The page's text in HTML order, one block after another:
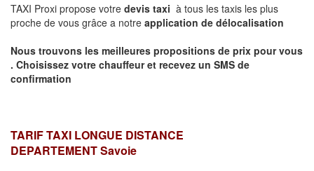
TAXI Proxi propose votre devis taxi à tous les taxis les plus
proche de vous grâce a notre application de délocalisation
Nous trouvons les meilleures propositions de prix pour vous
. Choisissez votre chauffeur et recevez un SMS de
confirmation
TARIF TAXI LONGUE DISTANCE
DEPARTEMENTSavoie